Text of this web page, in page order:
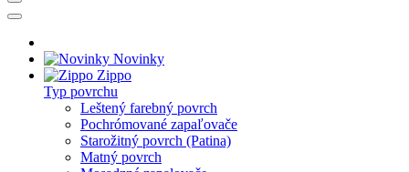
Novinky
Zippo
Typ povrchu
Leštený farebný povrch
Pochrómované zapaľovače
Starožitný povrch (Patina)
Matný povrch